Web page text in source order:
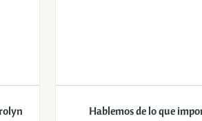
Hablemos de lo que